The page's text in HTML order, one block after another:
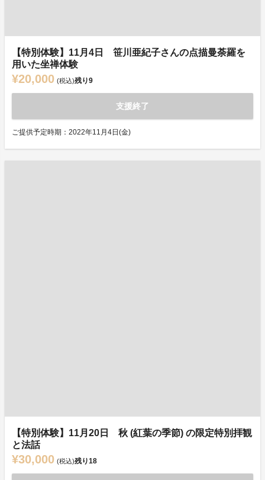
【特別体験】11月4日 笹川亜紀子さんの点描曼荼羅を
用いた坐禅体験
¥20,000 (税込)残り9
支援終了
ご提供予定時期：2022年11月4日(金)
【特別体験】11月20日 秋 (紅葉の季節) の限定特別拝観
と法話
¥30,000 (税込)残り18